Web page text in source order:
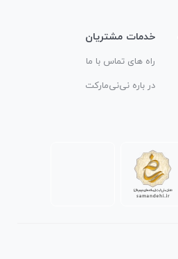
خدمات مشتریان
راه های تماس با ما
در باره نی‌نی‌مارکت